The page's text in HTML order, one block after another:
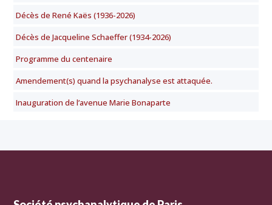
Décès de René Kaës (1936-2026)
Décès de Jacqueline Schaeffer (1934-2026)
Programme du centenaire
Amendement(s) quand la psychanalyse est attaquée.
Inauguration de l’avenue Marie Bonaparte